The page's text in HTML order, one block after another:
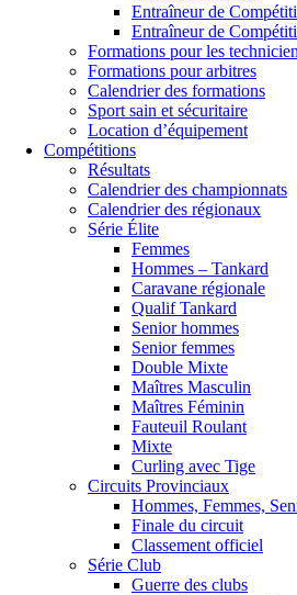
Entraîneur de
Entraîneur de
Formations pour les
Formations pour arbitres
Calendrier des formations
Sport sain et sécuritaire
Location d’équipement
Compétitions
Résultats
Calendrier des championnats
Calendrier des régionaux
Série Élite
Femmes
Hommes – Tankard
Caravane régionale
Qualif Tankard
Senior hommes
Senior femmes
Double Mixte
Maîtres Masculin
Maîtres Féminin
Fauteuil Roulant
Mixte
Curling avec Tige
Circuits Provinciaux
Hommes, Femmes,
Finale du circuit
Classement officiel
Série Club
Guerre des clubs